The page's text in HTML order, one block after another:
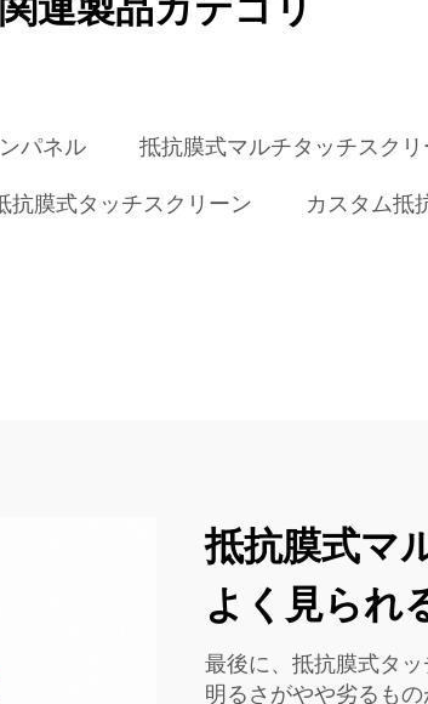
パネル
抵抗膜式マルチタッチスク
抗膜式タッチスクリーン
カスタム抵
抵抗膜式マ
よく見られ
最後に、抵抗膜式タ
明るさがやや劣るも